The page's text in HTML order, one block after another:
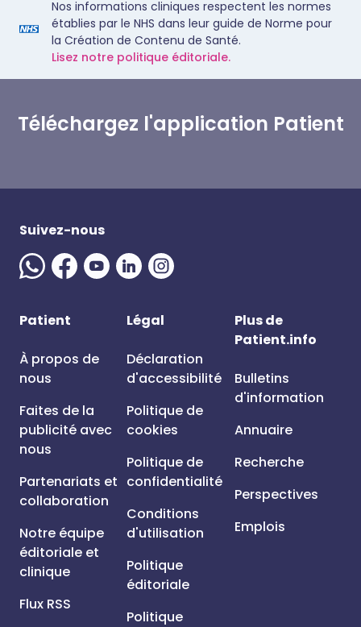
Nos informations cliniques respectent les normes
établies par le NHS dans leur guide de Norme pour
la Création de Contenu de Santé.
Lisez notre politique éditoriale.
Téléchargez l'application Patient
Suivez-nous
Patient
À propos de
nous
Faites de la
publicité avec
nous
Partenariats et
collaboration
Notre équipe
éditoriale et
clinique
Flux RSS
Légal
Déclaration
d'accessibilité
Politique de
cookies
Politique de
confidentialité
Conditions
d'utilisation
Politique
éditoriale
Politique
Plus de
Patient.info
Bulletins
d'information
Annuaire
Recherche
Perspectives
Emplois